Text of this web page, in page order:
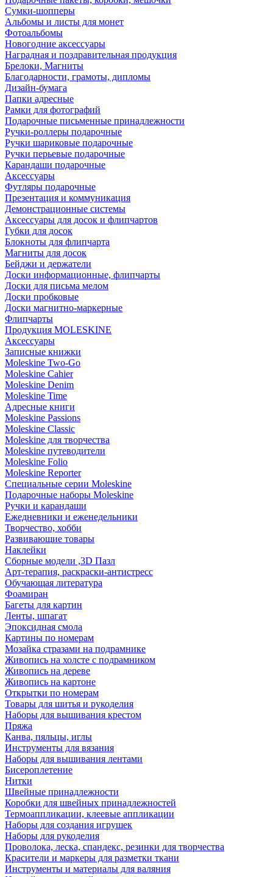
Сумки-шопперы
Альбомы и листы для монет
Фотоальбомы
Новогодние аксессуары
Наградная и поздравительная продукция
Брелоки, Магниты
Благодарности, грамоты, дипломы
Дизайн-бумага
Папки адресные
Рамки для фотографий
Подарочные письменные принадлежности
Ручки-роллеры подарочные
Ручки шариковые подарочные
Ручки перьевые подарочные
Карандаши подарочные
Аксессуары
Футляры подарочные
Презентация и коммуникация
Демонстрационные системы
Аксессуары для досок и флипчартов
Губки для досок
Блокноты для флипчарта
Магниты для досок
Бейджи и держатели
Доски информационные, флипчарты
Доски для письма мелом
Доски пробковые
Доски магнитно-маркерные
Флипчарты
Продукция MOLESKINE
Аксессуары
Записные книжки
Moleskine Two-Go
Moleskine Cahier
Moleskine Denim
Moleskine Time
Адресные книги
Moleskine Passions
Moleskine Classic
Moleskine для творчества
Moleskine путеводители
Moleskine Folio
Moleskine Reporter
Специальные серии Moleskine
Подарочные наборы Moleskine
Ручки и карандаши
Ежедневники и еженедельники
Творчество, хобби
Развивающие товары
Наклейки
Сборные модели ,3D Пазл
Арт-терапия, раскраски-антистресс
Обучающая литература
Фоамиран
Багеты для картин
Ленты, шпагат
Эпоксидная смола
Картины по номерам
Мозайка стразами на подрамнике
Живопись на холсте с подрамником
Живопись на дереве
Живопись на картоне
Открытки по номерам
Товары для шитья и рукоделия
Наборы для вышивания крестом
Пряжа
Канва, пяльцы, иглы
Инструменты для вязания
Наборы для вышивания лентами
Бисероплетение
Нитки
Швейные принадлежности
Коробки для швейных принадлежностей
Термоаппликации, клеевые аппликации
Наборы для создания игрушек
Наборы для рукоделия
Проволока, леска, спандекс, резинки для творчества
Красители и маркеры для разметки ткани
Инструменты и материалы для валяния